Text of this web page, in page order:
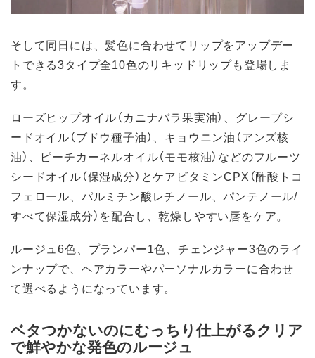
そして同日には、髪色に合わせてリップをアップデー
トできる3タイプ全10色のリキッドリップも登場しま
す。
ローズヒップオイル（カニナバラ果実油）、グレープシ
ードオイル（ブドウ種子油）、キョウニン油（アンズ核
油）、ピーチカーネルオイル（モモ核油）などのフルーツ
シードオイル（保湿成分）とケアビタミンCPX（酢酸トコ
フェロール、パルミチン酸レチノール、パンテノール/
すべて保湿成分）を配合し、乾燥しやすい唇をケア。
ルージュ6色、プランパー1色、チェンジャー3色のライ
ンナップで、ヘアカラーやパーソナルカラーに合わせ
て選べるようになっています。
ベタつかないのにむっちり仕上がるクリア
で鮮やかな発色のルージュ